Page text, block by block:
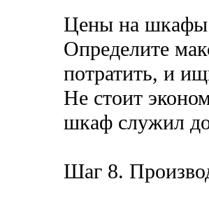
Цены на шкафы
Определите
потратить, и
Не стоит
шкаф служил
Шаг 8.